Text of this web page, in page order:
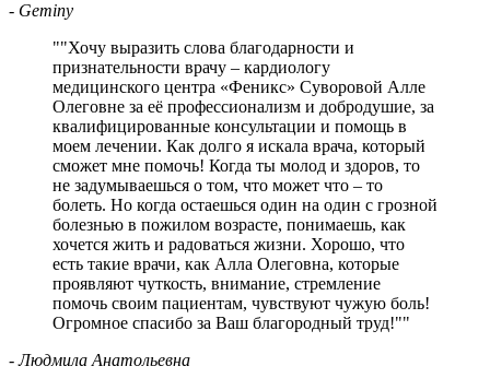
- Geminy
" Хочу выразить слова благодарности и
признательности врачу – кардиологу
медицинского центра «Феникс» Суворовой Алле
Олеговне за её профессионализм и добродушие, за
квалифицированные консультации и помощь в
моем лечении. Как долго я искала врача, который
сможет мне помочь! Когда ты молод и здоров, то
не задумываешься о том, что может что – то
болеть. Но когда остаешься один на один с грозной
болезнью в пожилом возрасте, понимаешь, как
хочется жить и радоваться жизни. Хорошо, что
есть такие врачи, как Алла Олеговна, которые
проявляют чуткость, внимание, стремление
помочь своим пациентам, чувствуют чужую боль!
Огромное спасибо за Ваш благородный труд! "
- Людмила Анатольевна